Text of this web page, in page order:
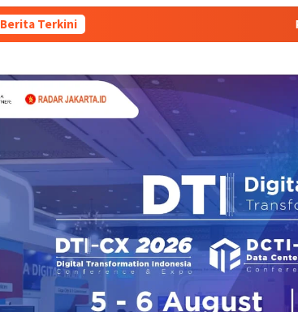
Berita Terkini Polsek Kembangan Sita 1,1